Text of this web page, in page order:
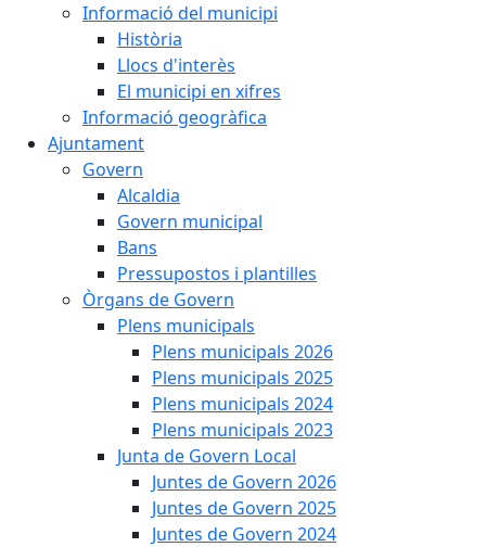
Informació del municipi
Història
Llocs d'interès
El municipi en xifres
Informació geogràfica
Ajuntament
Govern
Alcaldia
Govern municipal
Bans
Pressupostos i plantilles
Òrgans de Govern
Plens municipals
Plens municipals 2026
Plens municipals 2025
Plens municipals 2024
Plens municipals 2023
Junta de Govern Local
Juntes de Govern 2026
Juntes de Govern 2025
Juntes de Govern 2024